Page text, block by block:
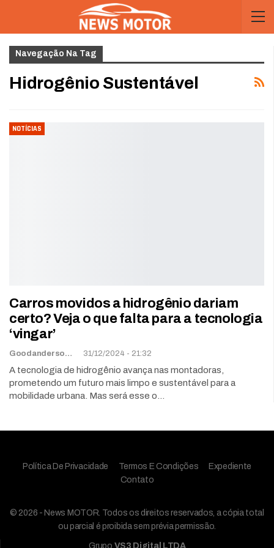
Navegação Na Tag
Hidrogênio Sustentável
NOTÍCIAS
Carros movidos a hidrogênio dariam
certo? Veja o que falta para a tecnologia
‘vingar’
Goodanderson Gomes 31/12/2024 - 21:32
A tecnologia de hidrogênio avança nas montadoras,
prometendo um futuro mais limpo e sustentável para a
mobilidade urbana. Mas será esse o…
Política De Privacidade Termos E Condições
Expediente
Contato
© 2026 - News MOTOR. Todos os direitos reservados, a cópia total
ou parcial é proibida sem prévia permissão.
Grupo VS3 Digital LTDA